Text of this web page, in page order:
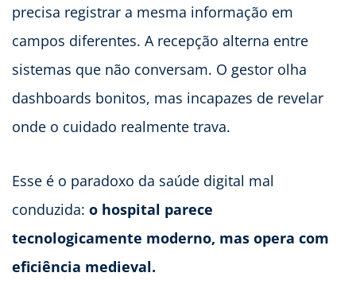
precisa registrar a mesma informação em
campos diferentes. A recepção alterna entre
sistemas que não conversam. O gestor olha
dashboards bonitos, mas incapazes de revelar
onde o cuidado realmente trava.
Esse é o paradoxo da saúde digital mal
conduzida: o hospital parece
tecnologicamente moderno, mas opera com
eficiência medieval.